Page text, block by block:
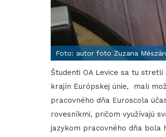
Foto: autor foto Zuzana
Študenti OA Levice sa tu
krajín Európskej únie, mali
pracovného dňa Euroscola
rovesníkmi, pričom využívajú
jazykom pracovného dňa bola